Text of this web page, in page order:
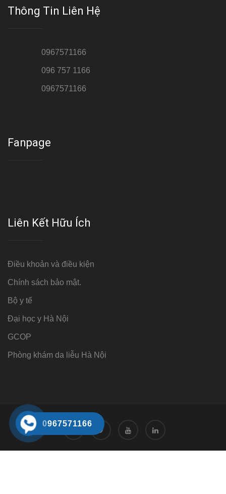
Thông Tin Liên Hệ
0967571166
096 757 1166
0967571166
Fanpage
Liên Kết Hữu Ích
Điều khoản và điều kiện
Chính sách bảo mật.
Bộ y tế
Đại học y Hà Nội
GCOP
Phòng khám da liễu Hà Nội
0967571166